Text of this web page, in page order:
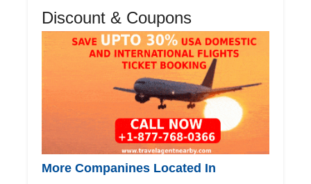
Discount & Coupons
More Companines Located In